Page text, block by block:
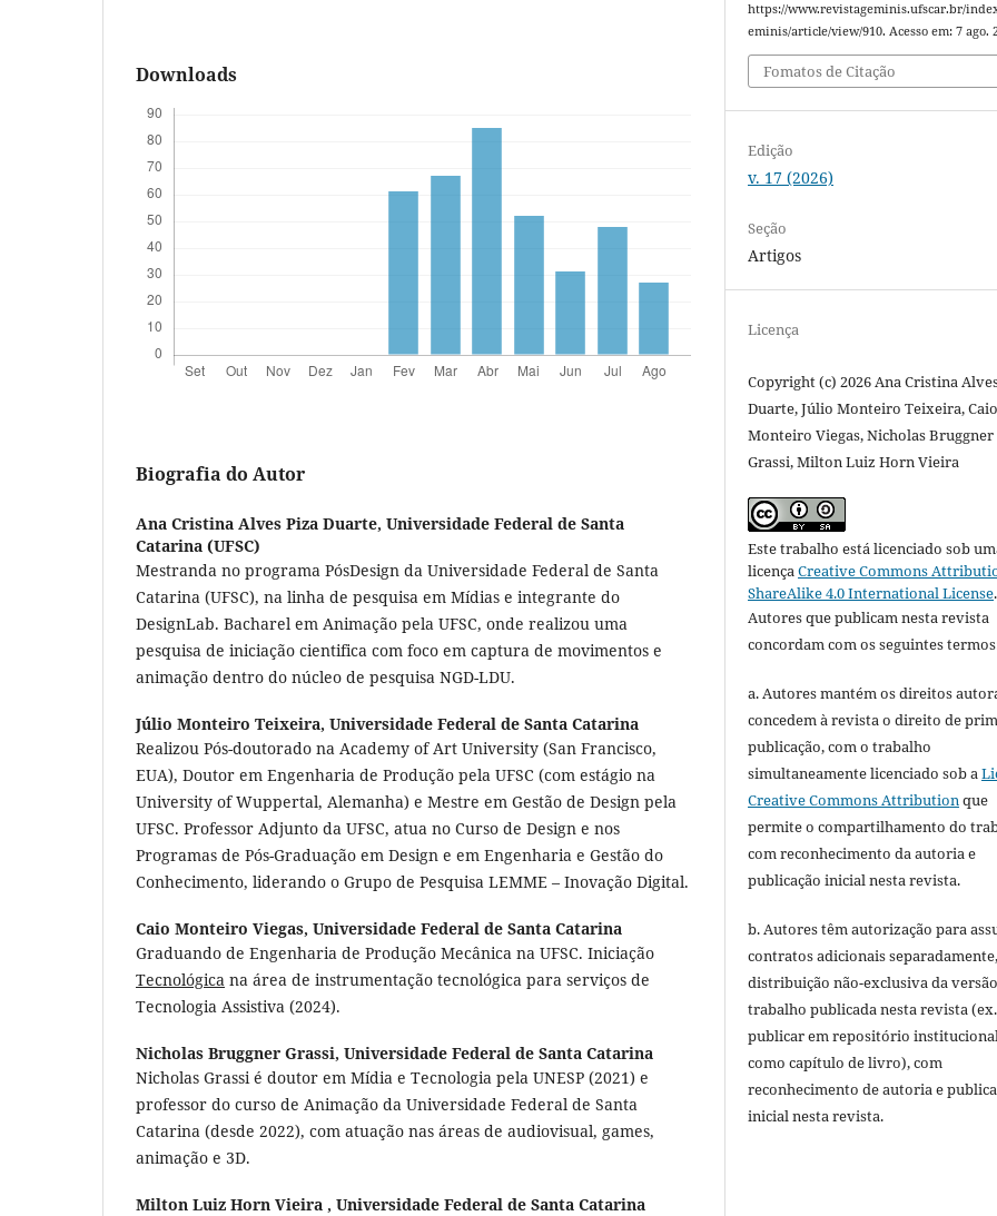
Downloads
Biografia do Autor
Ana Cristina Alves Piza Duarte, Universidade Federal de Santa
Catarina (UFSC)
Mestranda no programa PósDesign da Universidade Federal de Santa
Catarina (UFSC), na linha de pesquisa em Mídias e integrante do
DesignLab. Bacharel em Animação pela UFSC, onde realizou uma
pesquisa de iniciação cientifica com foco em captura de movimentos e
animação dentro do núcleo de pesquisa NGD-LDU.
Júlio Monteiro Teixeira, Universidade Federal de Santa Catarina
Realizou Pós-doutorado na Academy of Art University (San Francisco,
EUA), Doutor em Engenharia de Produção pela UFSC (com estágio na
University of Wuppertal, Alemanha) e Mestre em Gestão de Design pela
UFSC. Professor Adjunto da UFSC, atua no Curso de Design e nos
Programas de Pós-Graduação em Design e em Engenharia e Gestão do
Conhecimento, liderando o Grupo de Pesquisa LEMME – Inovação Digital.
Caio Monteiro Viegas, Universidade Federal de Santa Catarina
Graduando de Engenharia de Produção Mecânica na UFSC. Iniciação
Tecnológica na área de instrumentação tecnológica para serviços de
Tecnologia Assistiva (2024).
Nicholas Bruggner Grassi, Universidade Federal de Santa Catarina
Nicholas Grassi é doutor em Mídia e Tecnologia pela UNESP (2021) e
professor do curso de Animação da Universidade Federal de Santa
Catarina (desde 2022), com atuação nas áreas de audiovisual, games,
animação e 3D.
Milton Luiz Horn Vieira , Universidade Federal de Santa Catarina
https://www.revistageminis.ufscar.br/
eminis/article/view/910. Acesso em: 7 ago.
Fomatos de Citação
Edição
v. 17 (2026)
Seção
Artigos
Licença
Copyright (c) 2026 Ana Cristina
Duarte, Júlio Monteiro Teixeira, Caio
Monteiro Viegas, Nicholas Bruggner
Grassi, Milton Luiz Horn Vieira
Este trabalho está licenciado sob
licençaCreative Commons
ShareAlike 4.0 International License.
Autores que publicam nesta revista
concordam com os seguintes
a. Autores mantém os direitos
concedem à revista o direito de
publicação, com o trabalho
simultaneamente licenciado sob a
Creative Commons Attributionque
permite o compartilhamento do
com reconhecimento da autoria e
publicação inicial nesta revista.
b. Autores têm autorização para
contratos adicionais
distribuição não-exclusiva da
trabalho publicada nesta revista
publicar em repositório
como capítulo de livro), com
reconhecimento de autoria e
inicial nesta revista.